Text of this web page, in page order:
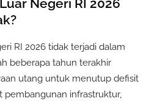
Negeri RI 2026
RI 2026 tidak terjadi dalam
beberapa tahun terakhir
utang untuk menutup defisit
pembangunan infrastruktur,